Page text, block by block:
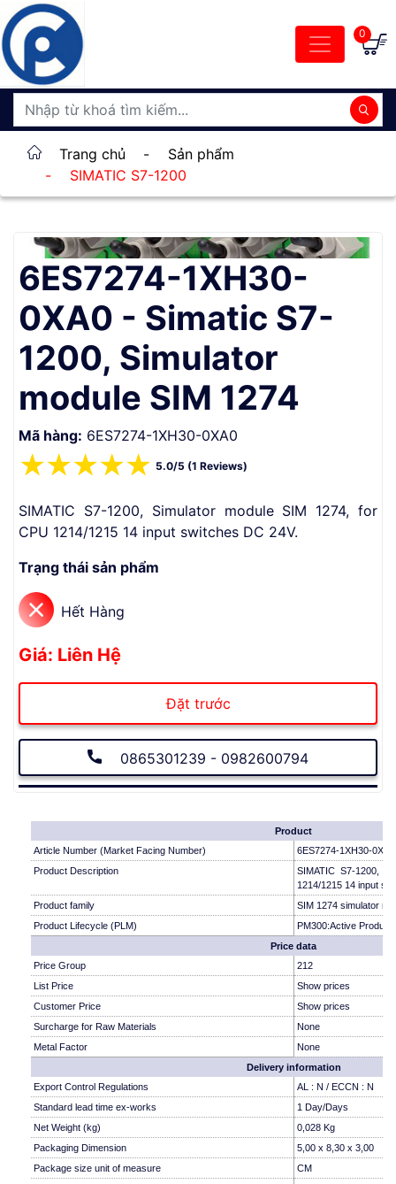
0
Trang chủ -
Sản phẩm
-
SIMATIC S7-1200
6ES7274-1XH30-
0XA0 - Simatic S7-
1200, Simulator
module SIM 1274
Mã hàng: 6ES7274-1XH30-0XA0
☆
☆
☆
☆
☆ 5.0/5 (1 Reviews)
SIMATIC S7-1200, Simulator module SIM 1274, for
CPU 1214/1215 14 input switches DC 24V.
Trạng thái sản phẩm
Hết Hàng
Giá: Liên Hệ
Đặt trước
0865301239 - 0982600794
Product
Article Number (Market Facing Number)
6ES7274-1XH30-0XA0
Product Description
SIMATIC S7-1200,
1214/1215 14 input
Product family
SIM 1274 simulator
Product Lifecycle (PLM)
PM300:Active Product
Price data
Price Group
212
List Price
Show prices
Customer Price
Show prices
Surcharge for Raw Materials
None
Metal Factor
None
Delivery information
Export Control Regulations
AL : N / ECCN : N
Standard lead time ex-works
1 Day/Days
Net Weight (kg)
0,028 Kg
Packaging Dimension
5,00 x 8,30 x 3,00
Package size unit of measure
CM